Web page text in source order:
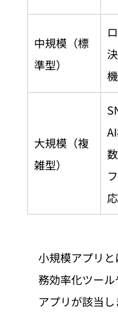
中規模（標
準型）
大規模（複
雑型）
応
小規模アプリ
務効率化ツー
アプリが該当